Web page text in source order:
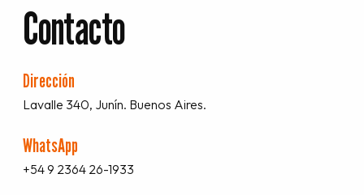
Contacto
Dirección
Lavalle 340, Junín. Buenos Aires.
WhatsApp
+54 9 2364 26-1933